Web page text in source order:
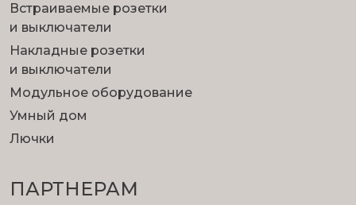
Встраиваемые розетки
и выключатели
Накладные розетки
и выключатели
Модульное оборудование
Умный дом
Лючки
ПАРТНЕРАМ